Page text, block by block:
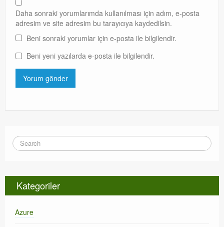
Daha sonraki yorumlarımda kullanılması için adım, e-posta
adresim ve site adresim bu tarayıcıya kaydedilsin.
Beni sonraki yorumlar için e-posta ile bilgilendir.
Beni yeni yazılarda e-posta ile bilgilendir.
Kategoriler
Azure